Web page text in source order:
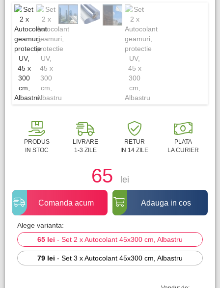
PRODUS
IN STOC
LIVRARE
1-3 ZILE
RETUR
IN 14 ZILE
PLATA
LA CURIER
65 lei
Comanda acum Adauga in cos
Alege varianta:
65 lei - Set 2 x Autocolant 45x300 cm, Albastru
79 lei - Set 3 x Autocolant 45x300 cm, Albastru